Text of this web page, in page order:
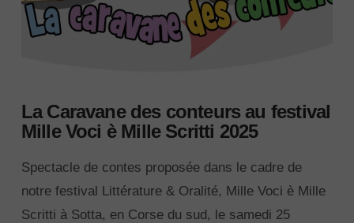
La Caravane des conteurs au festival
Mille Voci è Mille Scritti 2025
Spectacle de contes proposée dans le cadre de
notre festival Littérature & Oralité, Mille Voci è Mille
Scritti à Sotta, en Corse du sud, le samedi 25